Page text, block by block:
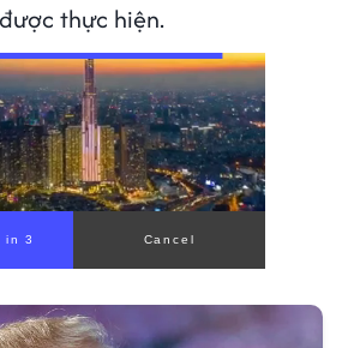
thực hiện.
/ 01:05